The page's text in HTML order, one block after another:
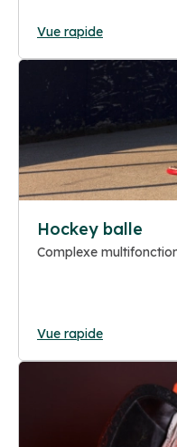
Vue rapide
Hockey balle
Complexe
Vue rapide